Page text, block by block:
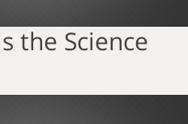
the Science